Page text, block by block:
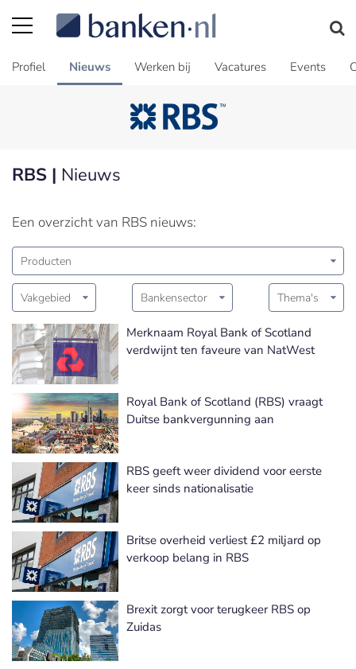
Profiel Nieuws Werken bij Vacatures Events
RBS | Nieuws
Een overzicht van RBS nieuws:
Producten
Vakgebied Bankensector Thema's
Merknaam Royal Bank of Scotland
verdwijnt ten faveure van NatWest
Royal Bank of Scotland (RBS) vraagt
Duitse bankvergunning aan
RBS geeft weer dividend voor eerste
keer sinds nationalisatie
Britse overheid verliest £2 miljard op
verkoop belang in RBS
Brexit zorgt voor terugkeer RBS op
Zuidas